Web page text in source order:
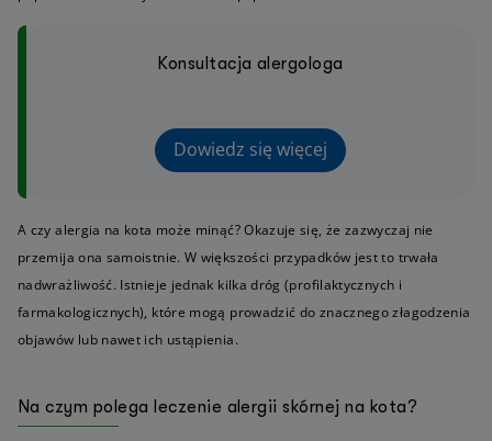
Konsultacja alergologa
Dowiedz się więcej
A czy alergia na kota może minąć? Okazuje się, że zazwyczaj nie
przemija ona samoistnie. W większości przypadków jest to trwała
nadwrażliwość. Istnieje jednak kilka dróg (profilaktycznych i
farmakologicznych), które mogą prowadzić do znacznego złagodzenia
objawów lub nawet ich ustąpienia.
Na czym polega leczenie alergii skórnej na kota?